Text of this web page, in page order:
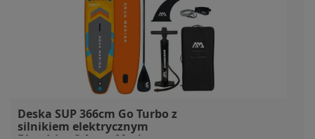
Deska SUP 366cm Go Turbo z
silnikiem elektrycznym